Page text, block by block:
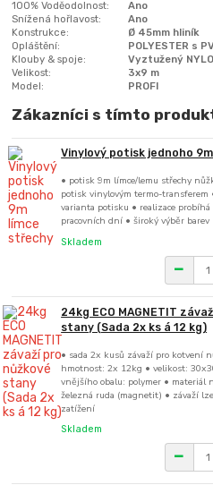
100% Voděodolnost:
Ano
Snížená hořlavost:
Ano
Konstrukce:
Ø 45mm hliník
Opláštění:
POLYESTER s
Klouby & spoje:
Vyztužený
Velikost:
3x9 m
Model:
PROFI
Zákazníci s tímto
Vinylový potisk jednoho
• potisk 9m límce/lemu střechy
potisk vinylovým termo-transferem
varianta potisku • realizace
pracovních dní • široký výběr barev
Skladem
24kg ECO MAGNETIT
stany (Sada 2x ks á 12 kg)
• sada 2x kusů závaží pro kotvení
hmotnost: 2x 12kg • velikost:
vnějšího obalu: polymer • materiál
železná ruda (magnetit) • závaží
zatížení
Skladem